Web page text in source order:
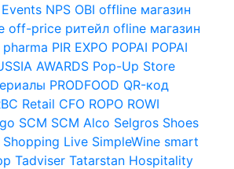
NPS OBI offline магазин
off-price ритейл ofline магазин
pharma PIR EXPO POPAI POPAI
AWARDS Pop-Up Store
PRODFOOD QR-код
Retail CFO ROPO ROWI
SCM SCM Alco Selgros Shoes
Shopping Live SimpleWine smart
Tadviser Tatarstan Hospitality